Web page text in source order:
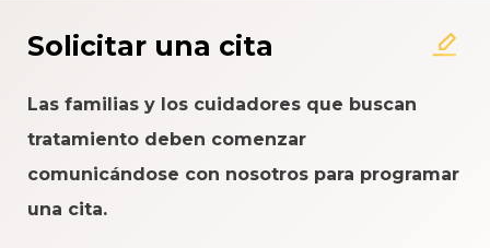
del Paciente
Solicitar una cita
Las familias y los cuidadores que buscan
tratamiento deben comenzar
comunicándose con nosotros para programar
una cita.